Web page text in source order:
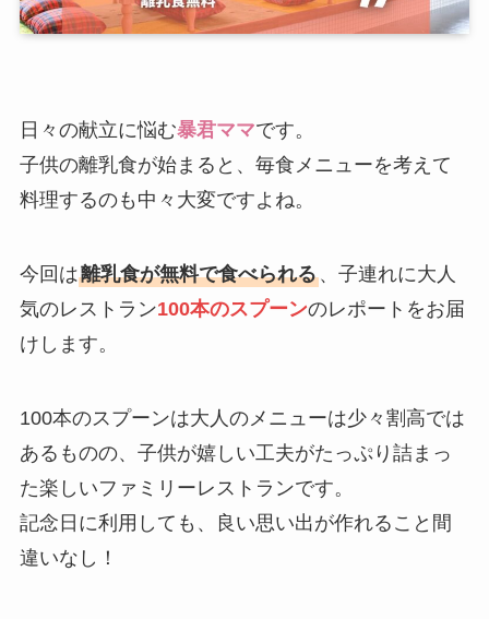
日々の献立に悩む暴君ママです。
子供の離乳食が始まると、毎食メニューを考えて
料理するのも中々大変ですよね。
今回は離乳食が無料で食べられる、子連れに大人
気のレストラン100本のスプーンのレポートをお届
けします。
100本のスプーンは大人のメニューは少々割高では
あるものの、子供が嬉しい工夫がたっぷり詰まっ
た楽しいファミリーレストランです。
記念日に利用しても、良い思い出が作れること間
違いなし！